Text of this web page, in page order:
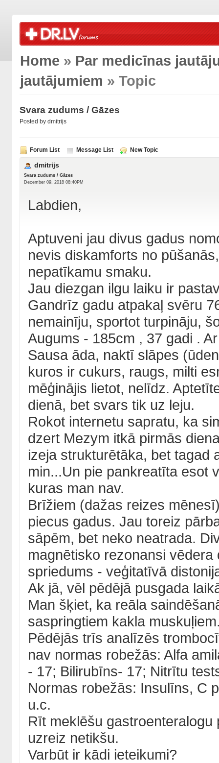
Home » Par medicīnas
jautājumiem » Topic
Svara zudums / Gāzes
Posted by dmitrijs
Forum List Message List New Topic
dmitrijs
Svara zudums / Gāzes
December 09, 2018 08:40PM
Labdien,
Aptuveni jau divus gadus
nevis diskamforts no
nepatīkamu smaku.
Jau diezgan ilgu laiku ir
Gandrīz gadu atpakaļ svēru
nemainīju, sportot turpināju,
Augums - 185cm , 37 gadi .
Sausa āda, naktī slāpes
kuros ir cukurs, raugs, milti
mēģinājis lietot, nelīdz.
dienā, bet svars tik uz leju.
Rokot internetu sapratu, ka
dzert Mezym itkā pirmās
izeja strukturētāka, bet tagad
min...Un pie pankreatīta esot
kuras man nav.
Brīžiem (dažas reizes
piecus gadus. Jau toreiz
sāpēm, bet neko neatrada.
magnētisko rezonansi
spriedums - veģitatīvā
Ak jā, vēl pēdējā pusgada
Man šķiet, ka reāla
saspringtiem kakla
Pēdējās trīs analīzēs
nav normas robežās: Alfa
- 17; Bilirubīns- 17; Nitrītu
Normas robežās: Insulīns, C
u.c.
Rīt meklēšu
uzreiz netikšu.
Varbūt ir kādi ieteikumi?